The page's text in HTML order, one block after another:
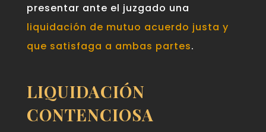
presentar ante el juzgado una
liquidación de mutuo acuerdo justa y
que satisfaga a ambas partes.
LIQUIDACIÓN
CONTENCIOSA